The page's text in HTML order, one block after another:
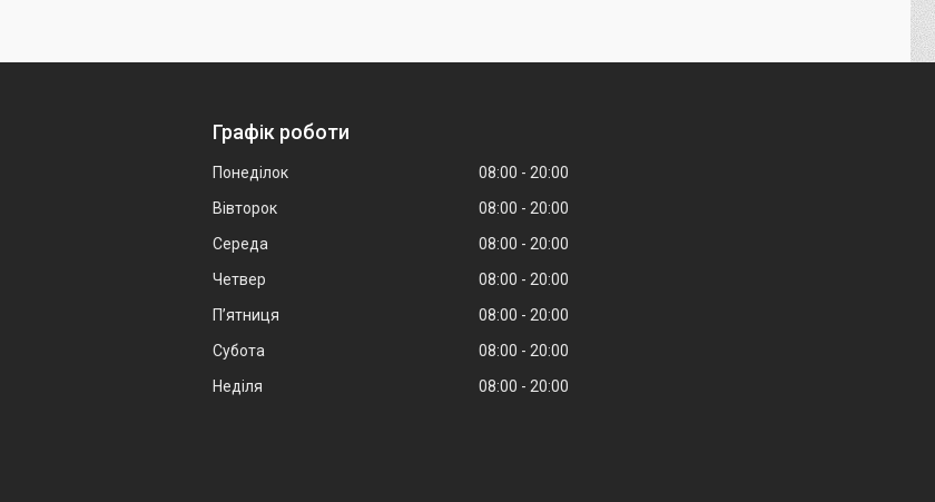
Графік роботи
Понеділок 08:00
20:00
Вівторок
08:00
20:00
Середа
08:00
20:00
Четвер
08:00
20:00
Пʼятниця
08:00
20:00
Субота
08:00
20:00
Неділя
08:00 20:00